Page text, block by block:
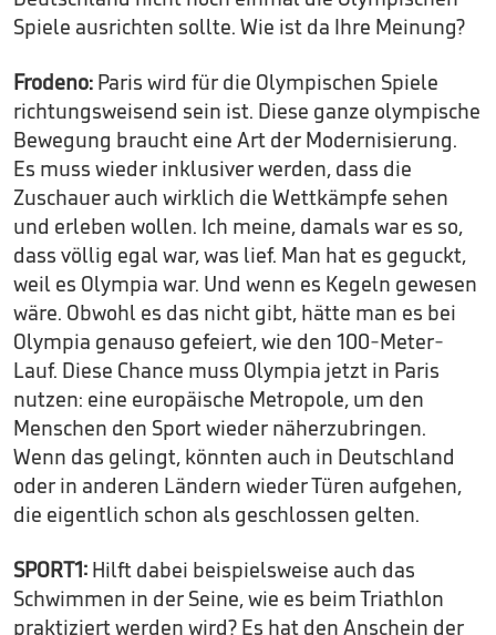
Spiele ausrichten sollte. Wie ist da Ihre Meinung?
Frodeno: Paris wird für die Olympischen Spiele
richtungsweisend sein ist. Diese ganze olympische
Bewegung braucht eine Art der Modernisierung.
Es muss wieder inklusiver werden, dass die
Zuschauer auch wirklich die Wettkämpfe sehen
und erleben wollen. Ich meine, damals war es so,
dass völlig egal war, was lief. Man hat es geguckt,
weil es Olympia war. Und wenn es Kegeln gewesen
wäre. Obwohl es das nicht gibt, hätte man es bei
Olympia genauso gefeiert, wie den 100-Meter-
Lauf. Diese Chance muss Olympia jetzt in Paris
nutzen: eine europäische Metropole, um den
Menschen den Sport wieder näherzubringen.
Wenn das gelingt, könnten auch in Deutschland
oder in anderen Ländern wieder Türen aufgehen,
die eigentlich schon als geschlossen gelten.
SPORT1: Hilft dabei beispielsweise auch das
Schwimmen in der Seine, wie es beim Triathlon
praktiziert werden wird? Es hat den Anschein der